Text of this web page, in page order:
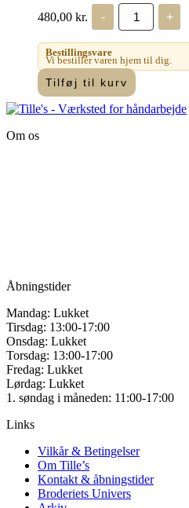
480,00 kr. -
Haandarbejdets
Fremme
-
Havens
ukrudt
GB
antal
+
Bestillingsvare
Vi bestiller varen hjem til dig.
Tilføj til kurv
Om os
Åbningstider
Mandag: Lukket
Tirsdag: 13:00-17:00
Onsdag: Lukket
Torsdag: 13:00-17:00
Fredag: Lukket
Lørdag: Lukket
1. søndag i måneden: 11:00-17:00
Links
Vilkår & Betingelser
Om Tille’s
Kontakt & åbningstider
Broderiets Univers